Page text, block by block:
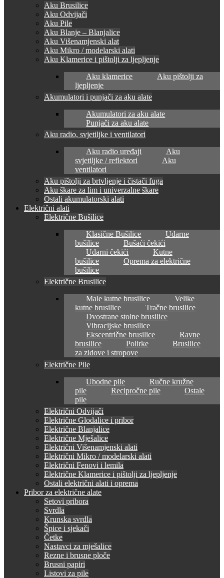
Aku Brusilice
Aku Odvijači
Aku Pile
Aku Blanje – Blanjalice
Aku Višenamjenski alat
Aku Mikro / modelarski alati
Aku Klamerice i pištolji za ljepljenje
Aku klamerice
Aku pištolji za
ljepljenje
Akumulatori i punjači za aku alate
Akumulatori za aku alate
Punjači za aku alate
Aku radio, svjetiljke i ventilatori
Aku radio uređaji
Aku
svjetiljke / reflektori
Aku
ventilatori
Aku pištolji za brtvljenje i čistači fuga
Aku škare za lim i univerzalne škare
Ostali akumulatorski alati
Električni alati
Električne Bušilice
Klasične Bušilice
Udarne
bušilice
Bušaći čekići
Udarni čekići
Kutne
bušilice
Oprema za električne
bušilice
Električne Brusilice
Male kutne brusilice
Velike
kutne brusilice
Tračne brusilice
Dvostrane stolne brusilice
Vibracijske brusilice
Ekscentrične brusilice
Ravne
brusilice
Polirke
Brusilice
za zidove i stropove
Električne Pile
Ubodne pile
Ručne kružne
pile
Recipročne pile
Ostale
pile
Električni Odvijači
Električne Glodalice i pribor
Električne Blanjalice
Električne Mješalice
Električni Višenamjenski alati
Električni Mikro / modelarski alati
Električni Fenovi i lemila
Električne Klamerice i pištolji za ljepljenje
Ostali električni alati i oprema
Pribor za električne alate
Setovi pribora
Svrdla
Krunska svrdla
Špice i sjekači
Četke
Nastavci za mješalice
Rezne i brusne ploče
Brusni papiri
Listovi za pile